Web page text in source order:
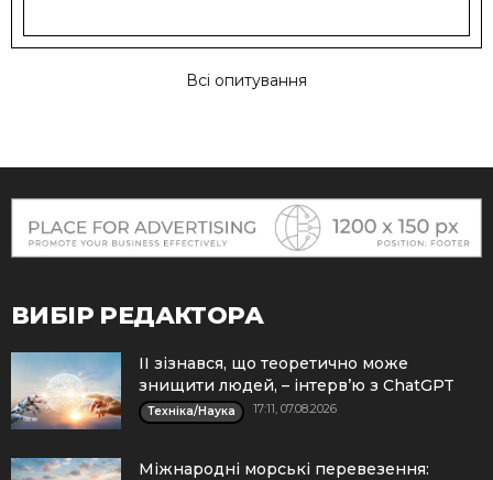
Всі опитування
ВИБІР РЕДАКТОРА
ІІ зізнався, що теоретично може
знищити людей, – інтерв’ю з ChatGPT
Техніка/Наука 17:11, 07.08.2026
Міжнародні морські перевезення: